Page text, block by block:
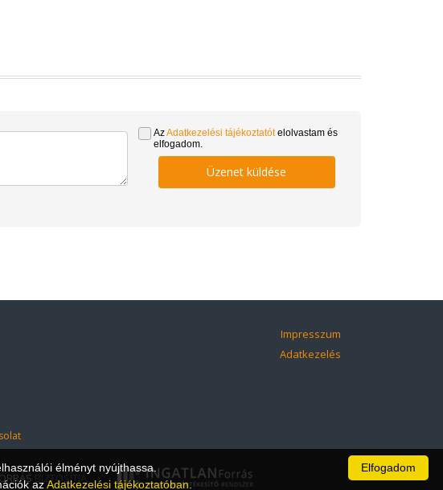
AzAdatkezelési tájékoztatótelolvastam és
elfogadom.
Üzenet küldése
Impresszum
Adatkezelés
BIZTOSÍTJA.
Elfogadom
élményt nyújthassa.
azAdatkezelési tájékoztatóban.